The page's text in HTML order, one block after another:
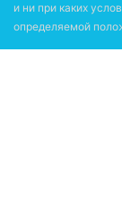
и ни при каких
определяемой